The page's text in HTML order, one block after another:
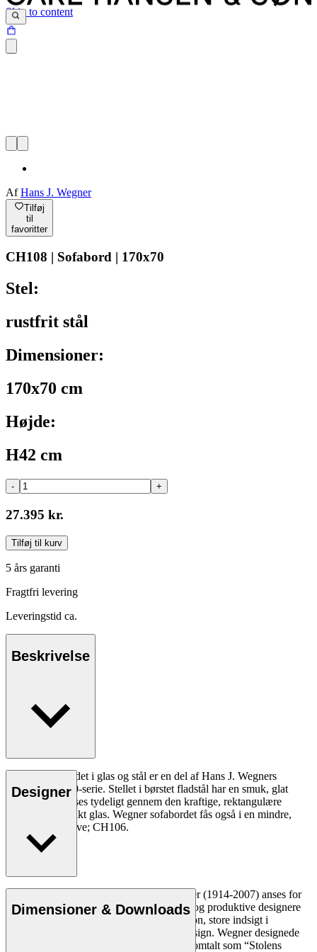
Skip to content
AfHans J. Wegner
Tilføj
til
favoritter
CH108 | Sofabord | 170x70
Stel:
rustfrit stål
Dimensioner:
170x70 cm
Højde:
H42 cm
- +
27.395 kr.
Tilføj til kurv
5 års garanti
Fragtfri levering
Leveringstid ca.
Beskrivelse
CH108 sofabordet i glas og stål er en del af Hans J. Wegners
elegante CH100-serie. Stellet i børstet fladstål har en smuk, glat
overflade, som ses tydeligt gennem den kraftige, rektangulære
bordplade i blankt glas. Wegner sofabordet fås også i en mindre,
kvadratisk udgave; CH106.
Læs mere
Designer
Den danske møbeldesigner Hans J. Wegner (1914-2007) anses for
at være en af de mest kreative, innovative og produktive designere
nogensinde. Han var kendt for sin præcision, store indsigt i
håndværk og kompromisløse tilgang til design. Wegner designede
næsten 500 stole i sin levetid og blev ofte omtalt som “Stolens
Dimensioner & Downloads